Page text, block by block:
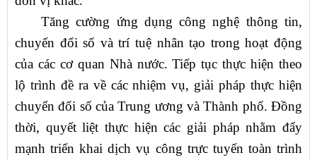
Tăng cường ứng dụng công nghệ thông tin,
chuyển đổi số và trí tuệ nhân tạo trong hoạt động
của các cơ quan Nhà nước. Tiếp tục thực hiện theo
lộ trình đề ra về các nhiệm vụ, giải pháp thực hiện
chuyển đổi số của Trung ương và Thành phố. Đồng
thời, quyết liệt thực hiện các giải pháp nhằm đẩy
mạnh triển khai dịch vụ công trực tuyến toàn trình